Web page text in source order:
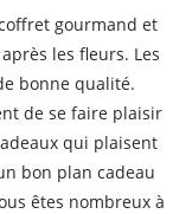
gourmand et
les fleurs. Les
bonne qualité.
de se faire plaisir
qui plaisent
bon plan cadeau
êtes nombreux à